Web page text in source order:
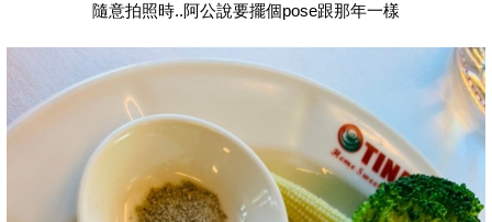
隨意拍照時..阿公說要擺個pose跟那年一樣